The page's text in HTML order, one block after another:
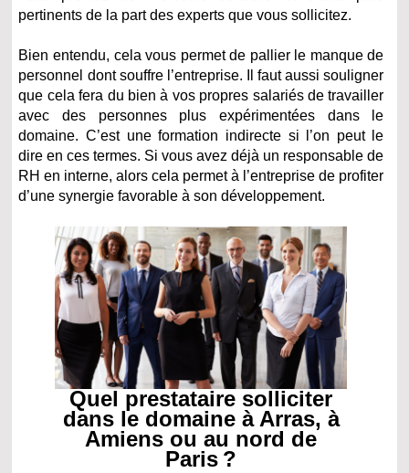
pertinents de la part des experts que vous sollicitez.
Bien entendu, cela vous permet de pallier le manque de
personnel dont souffre l’entreprise. Il faut aussi souligner
que cela fera du bien à vos propres salariés de travailler
avec des personnes plus expérimentées dans le
domaine. C’est une formation indirecte si l’on peut le
dire en ces termes. Si vous avez déjà un responsable de
RH en interne, alors cela permet à l’entreprise de profiter
d’une synergie favorable à son développement.
Quel prestataire solliciter
dans le domaine à Arras, à
Amiens ou au nord de
Paris ?